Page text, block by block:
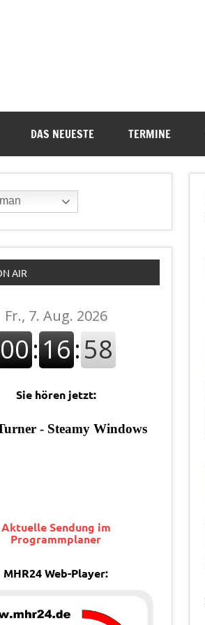
DAS NEUESTE TERMINE
AIR
Sie hören jetzt:
Aktuelle Sendung im
Programmplaner
MHR24 Web-Player: